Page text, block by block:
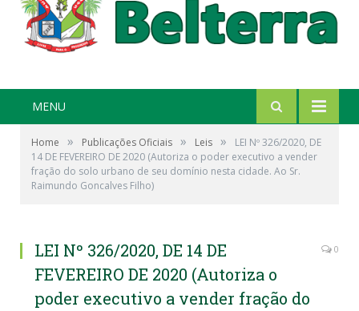
MENU
Home » Publicações Oficiais » Leis »
LEI Nº 326/2020, DE
14 DE FEVEREIRO DE 2020 (Autoriza o poder executivo a vender
fração do solo urbano de seu domínio nesta cidade. Ao Sr.
Raimundo Goncalves Filho)
LEI Nº 326/2020, DE 14 DE
FEVEREIRO DE 2020 (Autoriza o
poder executivo a vender fração do
0